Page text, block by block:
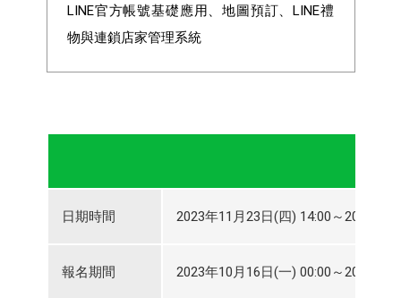
LINE官方帳號基礎應用、地圖預訂、LINE禮
物與連鎖店家管理系統
日期時間 2023年11月23日(四) 14:00～2023年
報名期間 2023年10月16日(一) 00:00～2023年